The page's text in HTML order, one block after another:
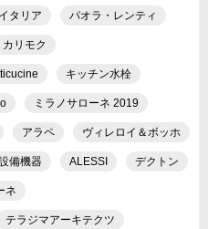
タリア パオラ・レンティ
カリモク
キッチン水栓
ミラノサローネ 2019
アラペ ヴィレロイ＆ボッホ
備機器 ALESSI デクトン
ネ
テラジマアーキテクツ